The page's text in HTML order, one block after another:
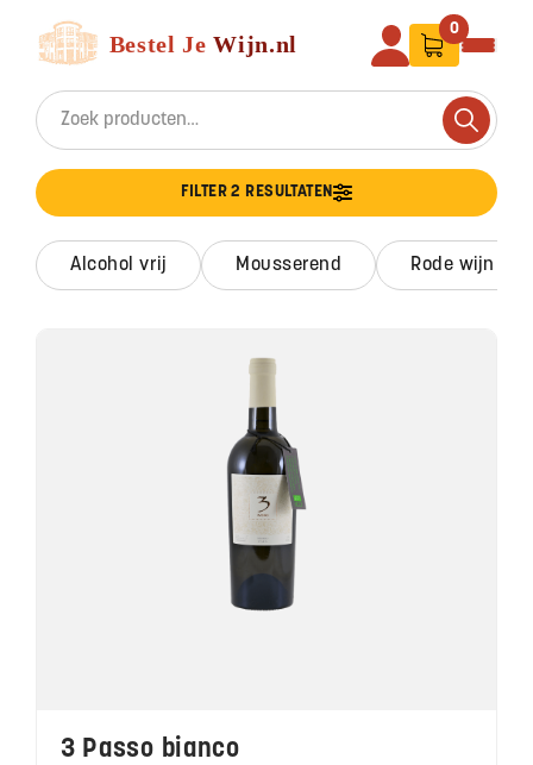
Search for:
Search
0
FILTER 2 RESULTATEN
alcohol vrij mousserend rode wijn
3 Passo bianco